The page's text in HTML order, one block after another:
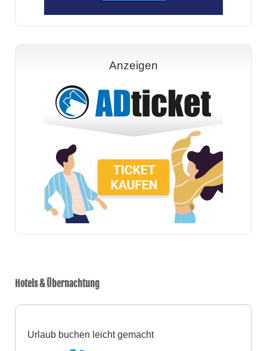
Anzeigen
Hotels & Übernachtung
Urlaub buchen leicht gemacht